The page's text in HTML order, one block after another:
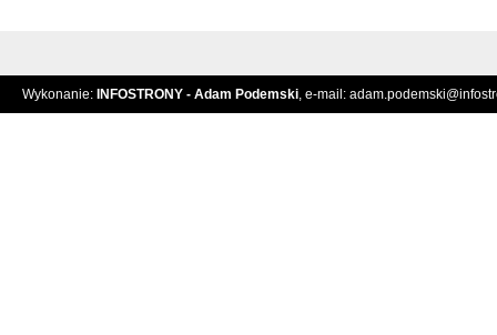
Wykonanie: INFOSTRONY - Adam Podemski, e-mail: